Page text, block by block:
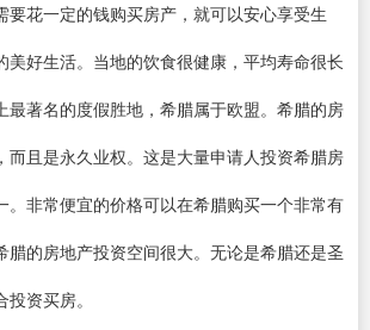
要花一定的钱购买房产，就可以安心享受生
美好生活。当地的饮食很健康，平均寿命很长
最著名的度假胜地，希腊属于欧盟。希腊的房
而且是永久业权。这是大量申请人投资希腊房
。非常便宜的价格可以在希腊购买一个非常有
腊的房地产投资空间很大。无论是希腊还是圣
资买房。